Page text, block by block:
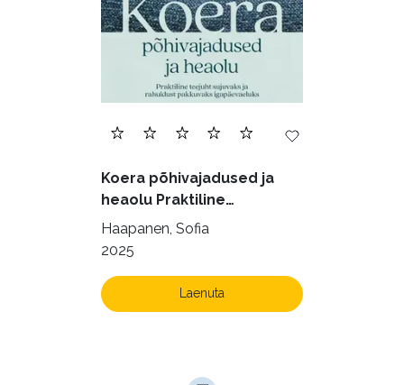
Filosoofia (146)
Geograafia (65)
Haridus (20)
Ilukirjandus (4254)
Krimi ja põnevik (1284)
Kultuur ja teadus (45)
Kunst ja looming (86)
Laste- ja noortekirjandus (580)
Koera põhivajadused ja
heaolu Praktiline
käsiraamat sujuvaks ja
rahuldust pakkuvaks
Haapanen, Sofia
2025
Laenuta